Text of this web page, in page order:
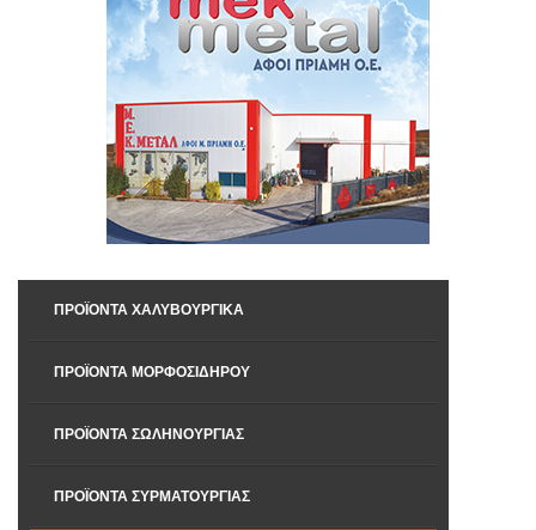
ΠΡΟΪΌΝΤΑ ΧΑΛΥΒΟΥΡΓΙΚΆ
ΠΡΟΪΌΝΤΑ ΜΟΡΦΟΣΊΔΗΡΟΥ
ΠΡΟΪΌΝΤΑ ΣΩΛΗΝΟΥΡΓΊΑΣ
ΠΡΟΪΌΝΤΑ ΣΥΡΜΑΤΟΥΡΓΊΑΣ